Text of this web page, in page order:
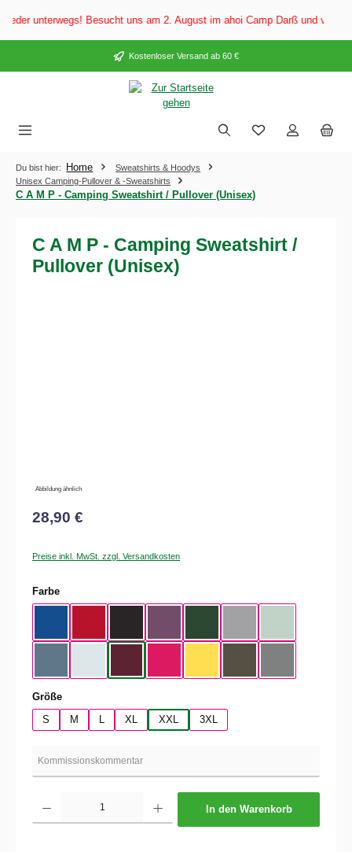
springen
unterwegs! Besucht uns am 2. August im ahoi Camp Darß und vom 3.
Kostenloser Versand ab 60 €
Du bist hier: Home
Sweatshirts & Hoodys
Unisex Camping-Pullover & -Sweatshirts
C A M P - Camping Sweatshirt / Pullover (Unisex)
C A M P - Camping Sweatshirt /
Pullover (Unisex)
Abbildung ähnlich
28,90 €
Preise inkl. MwSt. zzgl. Versandkosten
Farbeauswählen
Größeauswählen
S
M XL XXL 3XL
In den Warenkorb